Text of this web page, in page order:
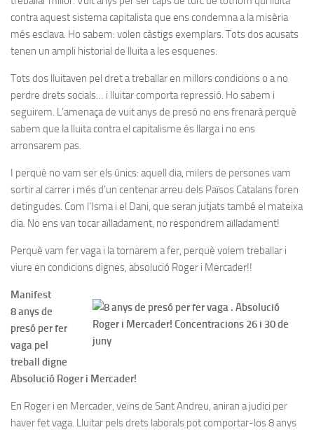
contra aquest sistema capitalista que ens condemna a la misèria
més esclava. Ho sabem: volen càstigs exemplars. Tots dos acusats
tenen un ampli historial de lluita a les esquenes.
Tots dos lluitaven pel dret a treballar en millors condicions o a no
perdre drets socials… i lluitar comporta repressió. Ho sabem i
seguirem. L’amenaça de vuit anys de presó no ens frenarà perquè
sabem que la lluita contra el capitalisme és llarga i no ens
arronsarem pas.
I perquè no vam ser els únics: aquell dia, milers de persones vam
sortir al carrer i més d’un centenar arreu dels Països Catalans foren
detingudes. Com l’Isma i el Dani, que seran jutjats també el mateixa
dia. No ens van tocar aïlladament, no respondrem aïlladament!
Perquè vam fer vaga i la tornarem a fer, perquè volem treballar i
viure en condicions dignes, absolució Roger i Mercader!!
Manifest
8 anys de
presó per fer
vaga pel
treball digne
Absolució Roger i Mercader!
En Roger i en Mercader, veïns de Sant Andreu, aniran a judici per
haver fet vaga. Lluitar pels drets laborals pot comportar-los 8 anys